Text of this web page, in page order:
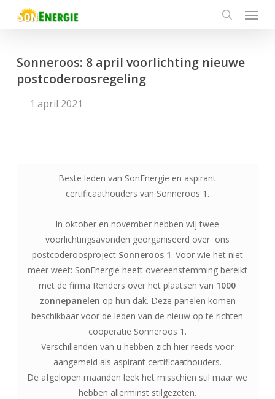
Menu
Sonneroos: 8 april voorlichting nieuwe
postcoderoosregeling
1 april 2021
Beste leden van SonEnergie en aspirant
certificaathouders van Sonneroos 1.
In oktober en november hebben wij twee
voorlichtingsavonden georganiseerd over ons
postcoderoosproject Sonneroos 1. Voor wie het niet
meer weet: SonEnergie heeft overeenstemming bereikt
met de firma Renders over het plaatsen van 1000
zonnepanelen op hun dak. Deze panelen komen
beschikbaar voor de leden van de nieuw op te richten
coöperatie Sonneroos 1.
Verschillenden van u hebben zich hier reeds voor
aangemeld als aspirant certificaathouders.
De afgelopen maanden leek het misschien stil maar we
hebben allerminst stilgezeten.